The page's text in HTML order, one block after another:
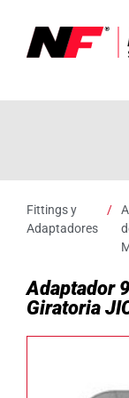
Fittings y
Adaptadores
/
Adaptador
Giratoria